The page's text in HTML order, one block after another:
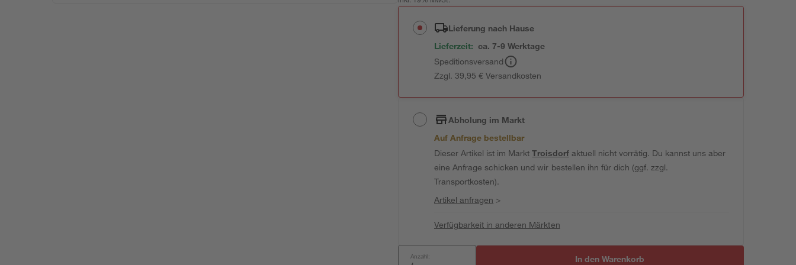
Lieferung nach Hause
Lieferzeit: ca. 7-9 Werktage
Speditionsversand
Zzgl. 39,95 € Versandkosten
Abholung im Markt
Auf Anfrage bestellbar
Dieser Artikel ist im MarktTroisdorfaktuell nicht vorrätig. Du kannst uns aber
eine Anfrage schicken und wir bestellen ihn für dich (ggf. zzgl.
Transportkosten).
Artikel anfragen >
Verfügbarkeit in anderen Märkten
Anzahl: In den Warenkorb